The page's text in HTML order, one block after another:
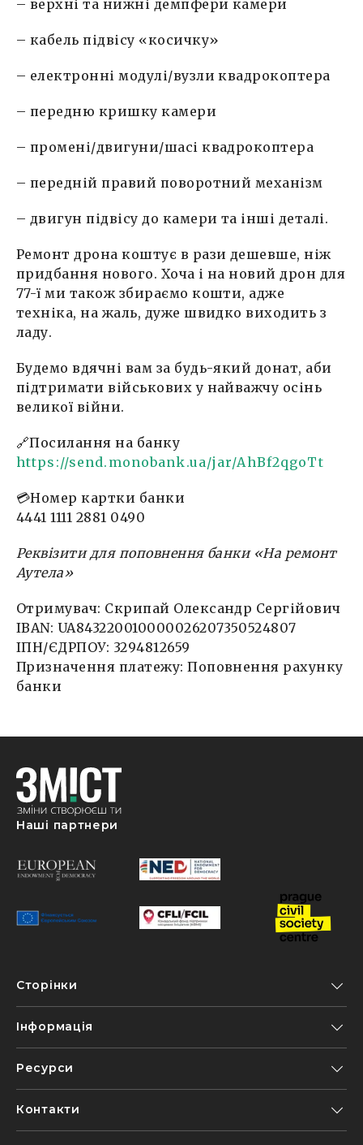
21 Березня, 01:00
Alina Digtyar
23 Березня, 23:58
Alina Digtyar
27 Березня, 00:45
Alina Digtyar
27 Березня, 13:32
Alina Digtyar
31 Березня, 15:32
Alina Digtyar
01 Квітня, 13:44
Alina Digtyar
02 Квітня, 17:34
03 Квітня, 15:07
04 Квітня, 14:56
Alina Digtyar
06 Квітня, 14:04
11 Квітня, 12:15
Alina Digtyar
12 Квітня, 16:09
Володимир
25 Квітня, 19:07
Володимир
07 Травня, 16:10
– верхні та нижні демпфери камери
– кабель підвісу «косичку»
– електронні модулі/вузли квадрокоптера
– передню кришку камери
– промені/двигуни/шасі квадрокоптера
– передній правий поворотний механізм
– двигун підвісу до камери та інші деталі.
Ремонт дрона коштує в рази дешевше, ніж
придбання нового. Хоча і на новий дрон для
77-ї ми також збираємо кошти, адже
техніка, на жаль, дуже швидко виходить з
ладу.
Будемо вдячні вам за будь-який донат, аби
підтримати військових у найважчу осінь
великої війни.
🔗Посилання на банку
https://send.monobank.ua/jar/AhBf2qgoTt
💳Номер картки банки
4441 1111 2881 0490
Реквізити для поповнення банки «На ремонт
Аутела»
Отримувач: Скрипай Олександр Сергійович
IBAN: UA843220010000026207350524807
ІПН/ЄДРПОУ: 3294812659
Призначення платежу: Поповнення рахунку
банки
Наші партнери
Сторінки
Інформація
Ресурси
Контакти